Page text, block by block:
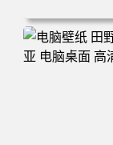
电脑壁纸 风景
面 高清壁纸 壁